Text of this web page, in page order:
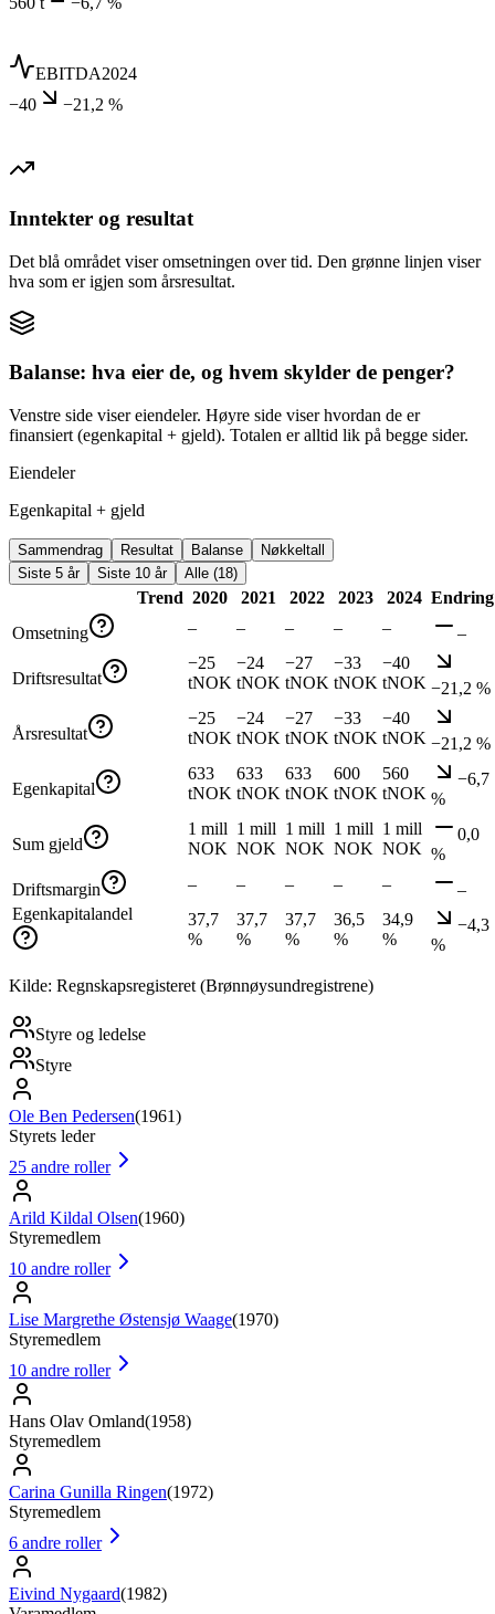
EBITDA2024
−40
−21,2 %
Inntekter og resultat
Det blå området viser omsetningen over tid. Den grønne linjen viser
hva som er igjen som årsresultat.
Balanse: hva eier de, og hvem skylder de penger?
Venstre side viser eiendeler. Høyre side viser hvordan de er
finansiert (egenkapital + gjeld). Totalen er alltid lik på begge sider.
Eiendeler
Egenkapital + gjeld
Sammendrag Resultat Balanse
Nøkkeltall
Siste 5 år
Siste 10 år Alle (18)
Trend 2020 2021 2022 2023 2024 Endring
Omsetning
– – – – – –
Driftsresultat
−25
tNOK
−24
tNOK
−27
tNOK
−33
tNOK
−40
tNOK −21,2 %
Årsresultat
−25
tNOK
−24
tNOK
−27
tNOK
−33
tNOK
−40
tNOK −21,2 %
Egenkapital
633
tNOK
633
tNOK
633
tNOK
600
tNOK
560
tNOK
−6,7
%
Sum gjeld
1 mill
NOK
1 mill
NOK
1 mill
NOK
1 mill
NOK
1 mill
NOK
0,0
%
Driftsmargin
– – – – –
–
Egenkapitalandel
37,7
%
37,7
%
37,7
%
36,5
%
34,9
%
−4,3
%
Kilde: Regnskapsregisteret (Brønnøysundregistrene)
Styre og ledelse
Styre
Ole Ben Pedersen(1961)
Styrets leder
25 andre roller
Arild Kildal Olsen(1960)
Styremedlem
10 andre roller
Lise Margrethe Østensjø Waage(1970)
Styremedlem
10 andre roller
Hans Olav Omland(1958)
Styremedlem
Carina Gunilla Ringen(1972)
Styremedlem
6 andre roller
Eivind Nygaard(1982)